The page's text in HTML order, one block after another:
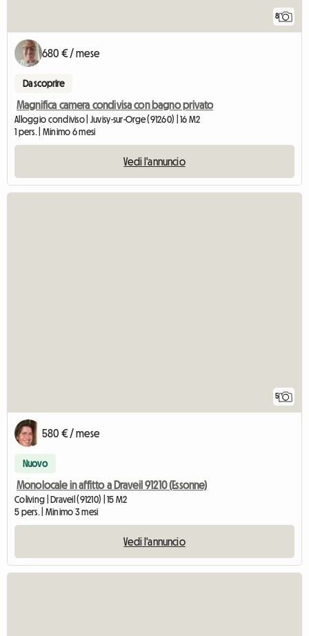
8
680 € / mese
Da scoprire
Magnifica camera condivisa con bagno privato
Alloggio condiviso | Juvisy-sur-Orge (91260) | 16 M2
1 pers. | Minimo 6 mesi
Vedi l'annuncio
5
580 € / mese
Nuovo
Monolocale in affitto a Draveil 91210 (Essonne)
Coliving | Draveil (91210) | 15 M2
5 pers. | Minimo 3 mesi
Vedi l'annuncio